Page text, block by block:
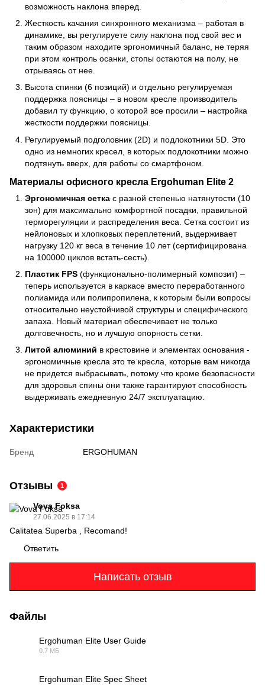
возможность наклона вперед.
Жесткость качания синхронного механизма – работая в
динамике, вы регулируете силу наклона под свой вес и
таким образом находите эргономичный баланс, не теряя
при этом контроль осанки, стопы остаются на полу, не
отрываясь от нее.
Высота спинки (6 позиций) и отдельно регулируемая
поддержка поясницы – в новом кресле производитель
добавил ту функцию, о которой все просили – настройка
жесткости поддержки поясницы.
Регулируемый подголовник (2D) и подлокотники 5D. Это
одно из немногих кресел, в которых подлокотники можно
подтянуть вверх, для работы со смартфоном.
Материалы офисного кресла Ergohuman Elite 2
Эргономичная сетка с разной степенью натянутости (10
зон) для максимально комфортной посадки, правильной
терморегуляции и распределения веса. Сетка состоит из
нейлоновых и хлопковых переплетений, выдерживает
нагрузку 120 кг веса в течение 10 лет (сертифицирована
на 100000 циклов встать-сесть).
Пластик FPS (функционально-полимерный композит) –
теперь используется в каркасе вместо переработанного
полиамида или полипропилена, к которым были вопросы
относительно неустойчивой структуры и специфического
запаха. Новый материал обеспечивает не только
долговечность, но и лучшую опорность сетки.
Литой алюминий в крестовине и элементах основания -
эргономичные кресла это те кресла, которые вам никогда
не придется выбрасывать, потому что кроме безопасности
для здоровья спины они также гарантируют способность
выдерживать ежедневную 24/7 эксплуатацию.
Характеристики
Бренд ERGOHUMAN
Отзывы 1
Vova Foksa
27.06.2025 в 17:14
Calitatea Superba , Recomand!
Ответить
Написать отзыв
Файлы
Ergohuman Elite User Guide
0.7 МБ
Ergohuman Elite Spec Sheet